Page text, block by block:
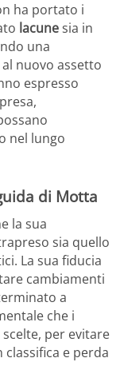
ha portato i
lacunesia in
una
nuovo assetto
espresso
nel lungo
di Motta
la sua
sia quello
La sua fiducia
cambiamenti
a
che i
per evitare
e perda